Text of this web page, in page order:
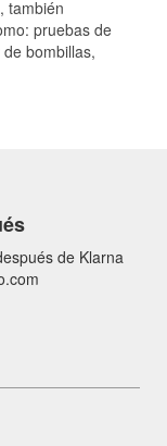
también
pruebas de
bombillas,
de Klarna